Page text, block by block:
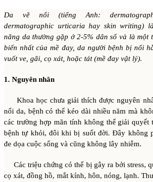
Da vẽ nổi (tiếng Anh:
dermatographic urticaria hay skin writing)
năng da thường gặp ở 2-5% dân số và là một
biến nhất của mề đay, da người bệnh bị nổi
vuốt ve, gãi, cọ xát, hoặc tát (mề đay vật lý).
1. Nguyên nhân
Khoa học chưa giải thích được nguyên
nổi da, bệnh có thể kéo dài nhiều năm mà
các trường hợp mãn tính không thể giải quyết
bệnh tự khỏi, đôi khi bị suốt đời. Đây không
đe dọa cuộc sống và cũng không lây nhiễm.
Các triệu chứng có thể bị gây ra bởi stress,
cọ xát, đồng hồ, mắt kính, hôn, nóng, lạnh.